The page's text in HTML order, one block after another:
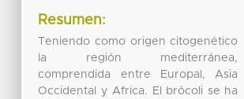
Resumen:
Teniendo como origen citogenético
la región mediterránea,
comprendida entre Europal, Asia
Occidental y Africa. El brócoli se ha